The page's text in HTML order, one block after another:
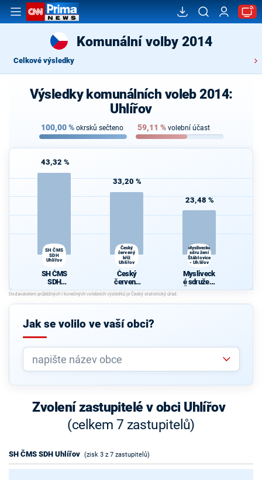
Komunální volby 2014
Celkové výsledky
Výsledky komunálních voleb 2014:
Uhlířov
100,00% okrsků sečteno 59,11 % volební účast
43,32 %
SH ČMS
SDH
Uhlířov
SH ČMS
SDH
Uhlířov
33,20 %
Český
červený
kříž
Uhlířov
Český
červený
kříž
Uhlířov
23,48 %
Myslivecké
sdružení
Štáblovice
- Uhlířov
Mysliveck
é sdružení
Štáblovice
Jak se volilo ve vaší obci?
Zvolení zastupitelé v obci Uhlířov
(celkem 7 zastupitelů)
SH ČMS SDH Uhlířov (zisk 3 z 7 zastupitelů)